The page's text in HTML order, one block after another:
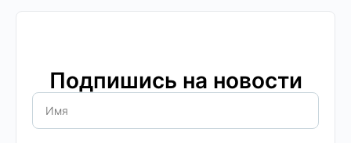
Подпишись на новости